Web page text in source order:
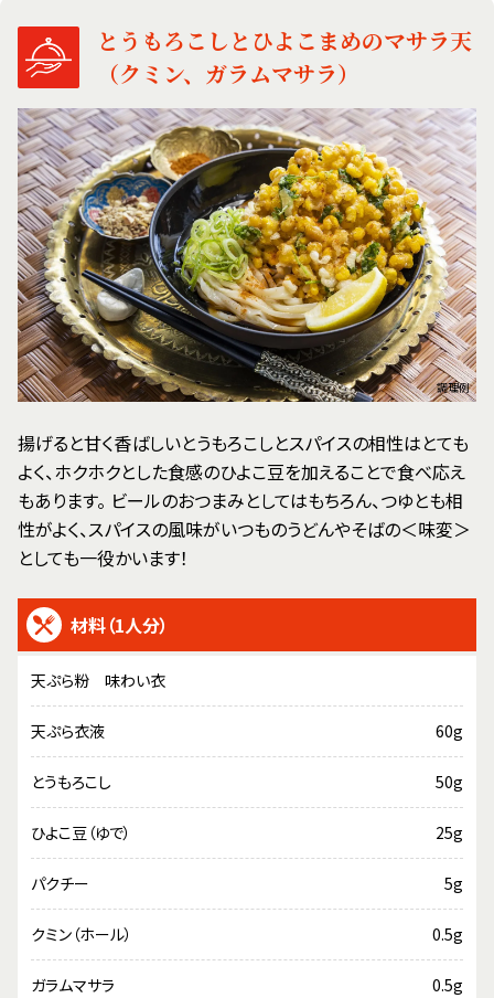
とうもろこしとひよこまめのマサラ天
（クミン、ガラムマサラ）
調理例
揚げると甘く香ばしいとうもろこしとスパイスの相性はとても
よく、ホクホクとした食感のひよこ豆を加えることで食べ応え
もあります。 ビールのおつまみとしてはもちろん、つゆとも相
性がよく、スパイスの風味がいつものうどんやそばの＜味変＞
としても一役かいます！
材料（1人分）
天ぷら粉 味わい衣
天ぷら衣液 60g
とうもろこし 50g
ひよこ豆（ゆで） 25g
パクチー 5g
クミン（ホール） 0.5g
ガラムマサラ 0.5g